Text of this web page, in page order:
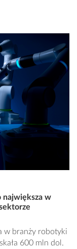
największa w
w branży robotyki
600 mln dol.